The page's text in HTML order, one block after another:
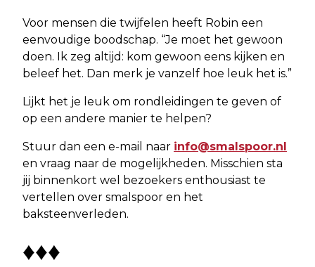
Voor mensen die twijfelen heeft Robin een
eenvoudige boodschap. “Je moet het gewoon
doen. Ik zeg altijd: kom gewoon eens kijken en
beleef het. Dan merk je vanzelf hoe leuk het is.”
Lijkt het je leuk om rondleidingen te geven of
op een andere manier te helpen?
Stuur dan een e-mail naar info@smalspoor.nl
en vraag naar de mogelijkheden. Misschien sta
jij binnenkort wel bezoekers enthousiast te
vertellen over smalspoor en het
baksteenverleden.
♦♦♦